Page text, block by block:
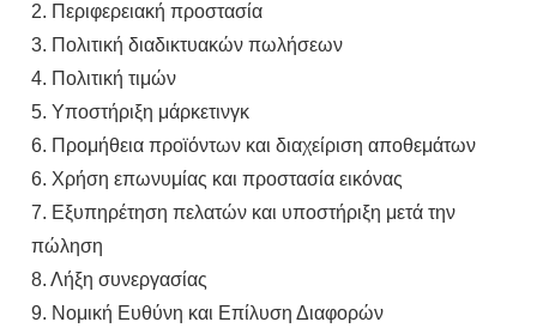
2. Περιφερειακή προστασία
3. Πολιτική διαδικτυακών πωλήσεων
4. Πολιτική τιμών
5. Υποστήριξη μάρκετινγκ
6. Προμήθεια προϊόντων και διαχείριση αποθεμάτων
6. Χρήση επωνυμίας και προστασία εικόνας
7. Εξυπηρέτηση πελατών και υποστήριξη μετά την
πώληση
8. Λήξη συνεργασίας
9. Νομική Ευθύνη και Επίλυση Διαφορών